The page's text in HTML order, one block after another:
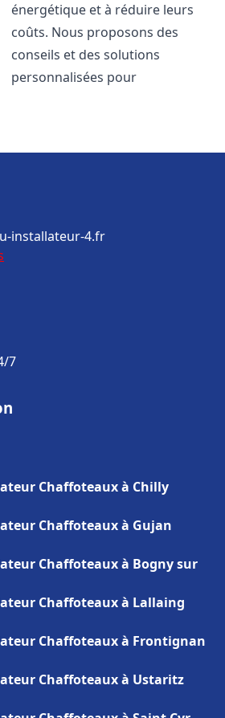
énergétique et à réduire leurs
coûts. Nous proposons des
conseils et des solutions
personnalisées pour
installateur-4.fr
7
Chaffoteaux à Chilly
Chaffoteaux à Gujan
Chaffoteaux à Bogny sur
Chaffoteaux à Lallaing
Chaffoteaux à Frontignan
Chaffoteaux à Ustaritz